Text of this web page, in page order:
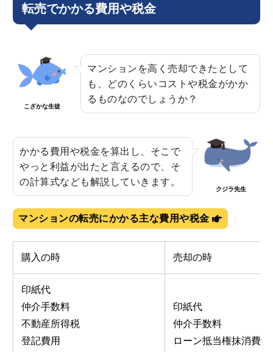
転売でかかる費用や税金
こざかな生徒
マンションを高く売却できたとして
も、どのくらいコストや税金がかか
るものなのでしょうか？
かかる費用や税金を算出し、そこで
やっと利益が出たと言えるので、そ
の計算式なども解説していきます。
クジラ先生
マンションの転売にかかる主な費用や税金
購入の時 売却の時
印紙代
仲介手数料
不動産所得税
登記費用
印紙代
仲介手数料
ローン抵当権抹消費